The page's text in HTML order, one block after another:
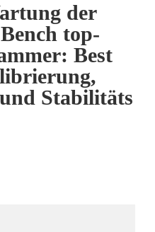
der
top-
Best
Stabilitäts